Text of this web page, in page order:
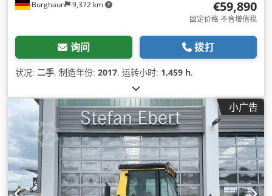
Burghaun 9,372 km €59,890
固定价格 不含增值税
询问 拨打
状况: 二手, 制造年份: 2017, 运转小时: 1,459 h,
小广告